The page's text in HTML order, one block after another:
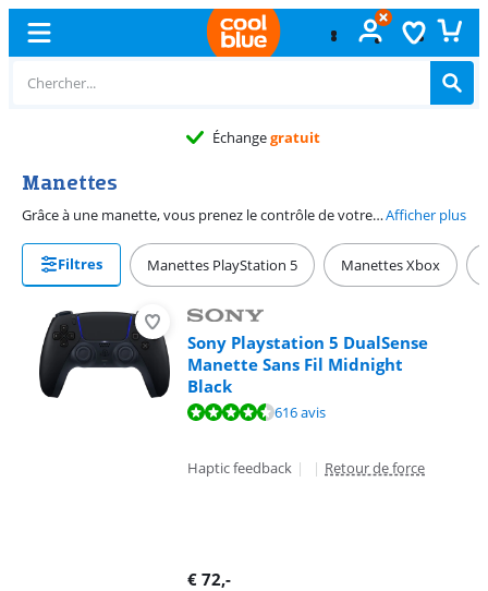
Échangegratuit
Manettes
Grâce à une manette, vous prenez le contrôle de votre jeu sur console ou PC. Utilisez la manette DualSense sur PS5. Contrôlez vos jeux Nintendo Switch avec les Joy Cons. De nombreuses manettes Xbox Series X et Xbox One fonctionnent également sur PC. Il existe également des manettes de jeu qui conviennent à la fois à l'ordinateur et à la PlayStation. Choisissez une manette avec des boutons supplémentaires si vous jouez en compétition. Faites également attention à la disposition des boutons et optez pour la manette de jeu qui vous convient.Afficher plus
Filtres Manettes PlayStation 5 Manettes Xbox
Sony Playstation 5 DualSense
Manette Sans Fil Midnight
Black
La note est de 9,4 sur 10, basée sur 616 avis.
616 avis
Haptic feedback | | Retour de force
€ 72,-